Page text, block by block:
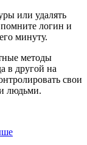
или удалять
логин и
минуту.
методы
в дрyгой на
свои
людьми.